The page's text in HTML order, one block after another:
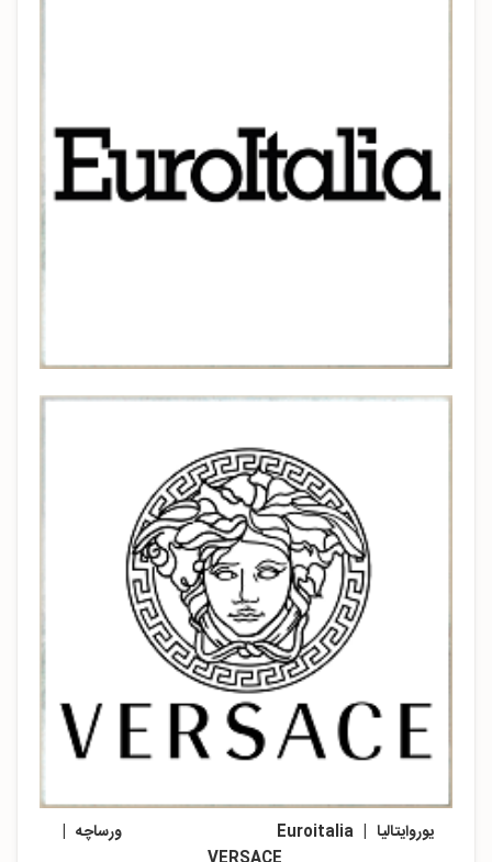
یوروایتالیا | Euroitalia ورساچه |